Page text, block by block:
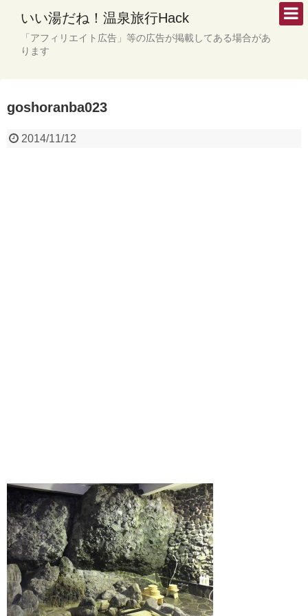
いい湯だね！温泉旅行Hack
「アフィリエイト広告」等の広告が掲載してある場合があ
ります
goshoranba023
2014/11/12